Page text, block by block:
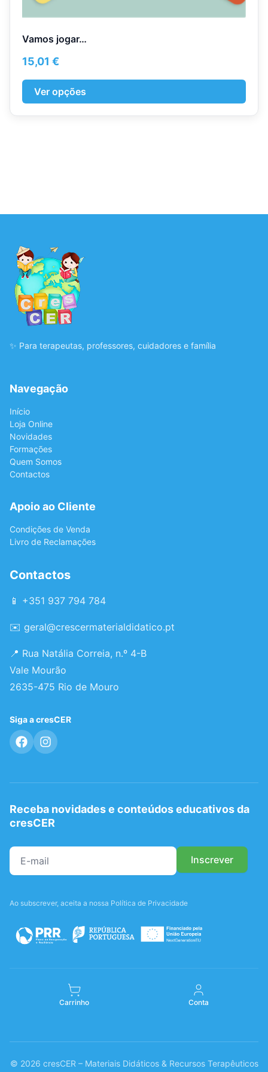
Vamos jogar…
15,01 €
Ver opções
✨ Para terapeutas, professores, cuidadores e família
Navegação
Início
Loja Online
Novidades
Formações
Quem Somos
Contactos
Apoio ao Cliente
Condições de Venda
Livro de Reclamações
Contactos
📱 +351 937 794 784
✉️ geral@crescermaterialdidatico.pt
📍 Rua Natália Correia, n.º 4-B
Vale Mourão
2635-475 Rio de Mouro
Siga a cresCER
Receba novidades e conteúdos educativos da
cresCER
Ao subscrever, aceita a nossa Política de Privacidade
Carrinho Conta
© 2026 cresCER – Materiais Didáticos & Recursos Terapêuticos